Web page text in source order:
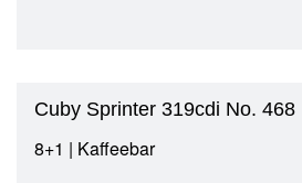
Cuby Sprinter 319cdi No. 468
8+1 | Kaffeebar